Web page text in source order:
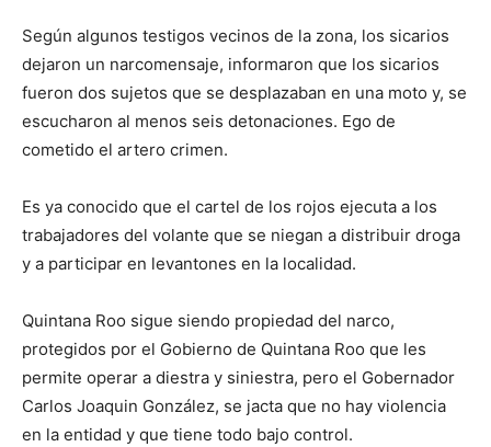
Según algunos testigos vecinos de la zona, los sicarios
dejaron un narcomensaje, informaron que los sicarios
fueron dos sujetos que se desplazaban en una moto y, se
escucharon al menos seis detonaciones. Ego de
cometido el artero crimen.
Es ya conocido que el cartel de los rojos ejecuta a los
trabajadores del volante que se niegan a distribuir droga
y a participar en levantones en la localidad.
Quintana Roo sigue siendo propiedad del narco,
protegidos por el Gobierno de Quintana Roo que les
permite operar a diestra y siniestra, pero el Gobernador
Carlos Joaquin González, se jacta que no hay violencia
en la entidad y que tiene todo bajo control.